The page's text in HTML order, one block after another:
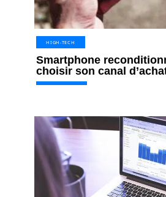
HIGH-TECH
Smartphone
choisir son canal